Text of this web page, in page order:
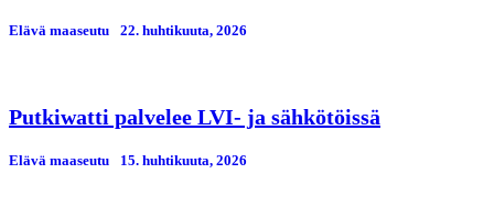
Elävä maaseutu 22. huhtikuuta, 2026
Putkiwatti palvelee LVI- ja sähkötöissä
Elävä maaseutu 15. huhtikuuta, 2026